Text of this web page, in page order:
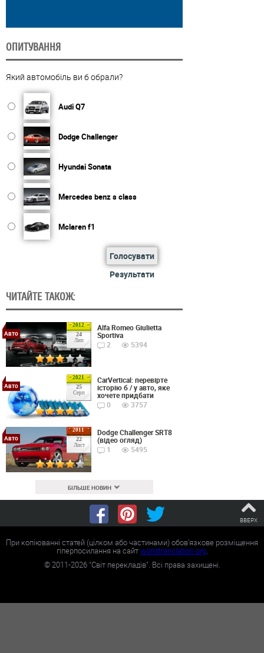
ОПИТУВАННЯ
Який автомобіль ви б обрали?
Audi Q7
Dodge Challenger
Hyundai Sonata
Mercedes benz s class
Mclaren f1
Голосувати
Результати
ЧИТАЙТЕ ТАКОЖ:
2012
24
Лип
Авто
Alfa Romeo Giulietta
Sportiva
2
5394
2021
25
Серп
Авто
CarVertical: перевірте
історію б / у авто, яке
хочете придбати
0
3757
2011
22
Лист
Авто
Dodge Challenger SRT8
(відео огляд)
1
5495
БІЛЬШЕ НОВИН
ВВЕРХ
При копіюванні статей (цілком або частинами) обов'язкове розміщення
гіперпосилання на сайтworldtranslation.org.
©2011-2026"Світ перекладів". Всі права захищені.